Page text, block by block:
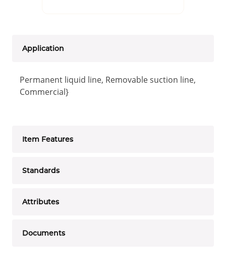
Application
Permanent liquid line, Removable suction line,
Commercial}
Item Features
Standards
Attributes
Documents